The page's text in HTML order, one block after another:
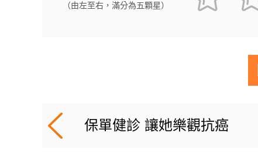
（由左至右，滿分為五顆星）
保單健診 讓她樂觀抗癌